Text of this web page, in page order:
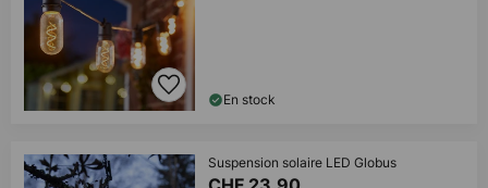
En stock
Suspension solaire LED Globus